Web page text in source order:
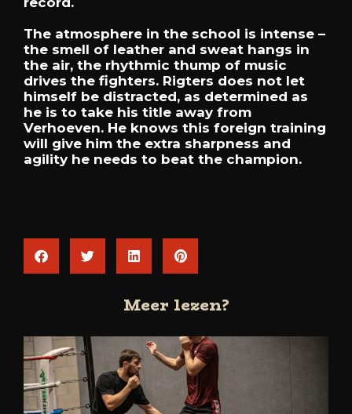
The atmosphere in the school is intense –
the smell of leather and sweat hangs in
the air, the rhythmic thump of music
drives the fighters. Rigters does not let
himself be distracted, as determined as
he is to take his title away from
Verhoeven. He knows this foreign training
will give him the extra sharpness and
agility he needs to beat the champion.
Meer lezen?